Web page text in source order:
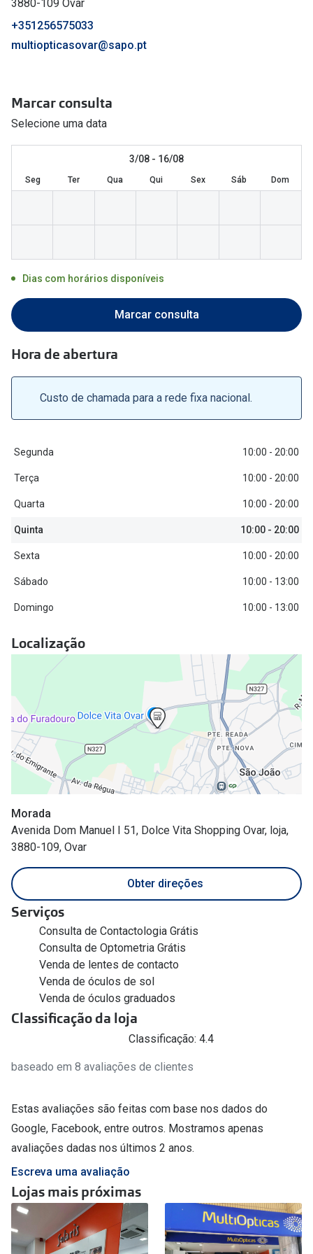
Categoria
Homem
Criança
Marcas
Ray-Ban
Persol
Michael Kors
Versace
Prada
Marcas Exclusivas
DbyD
Unofficial
Seen
Formatos
🆕 Guia de Compras para o formato do seu
O sol e as crianças
Óculos de sol para todos
Lifestyle
Saiba mais sobre as suas marcas favoritas
Biofinity
Dailies
Ver todas
3880-109 Ovar
+351256575033
multiopticasovar@sapo.pt
Marcar consulta
Selecione uma data
3/08 - 16/08
Seg Ter Qua Qui Sex Sáb Dom
Dias com horários disponíveis
Marcar consulta
Hora de abertura
Custo de chamada para a rede fixa nacional.
Segunda 10:00 - 20:00
Terça 10:00 - 20:00
Quarta 10:00 - 20:00
Quinta 10:00 - 20:00
Sexta 10:00 - 20:00
Sábado 10:00 - 13:00
Domingo 10:00 - 13:00
Localização
Morada
Avenida Dom Manuel I 51, Dolce Vita Shopping Ovar, loja,
3880-109, Ovar
Obter direções
Serviços
Consulta de Contactologia Grátis
Consulta de Optometria Grátis
Venda de lentes de contacto
Venda de óculos de sol
Venda de óculos graduados
Classificação da loja
Classificação: 4.4
baseado em 8 avaliações de clientes
Estas avaliações são feitas com base nos dados do
Google, Facebook, entre outros. Mostramos apenas
avaliações dadas nos últimos 2 anos.
Escreva uma avaliação
Lojas mais próximas